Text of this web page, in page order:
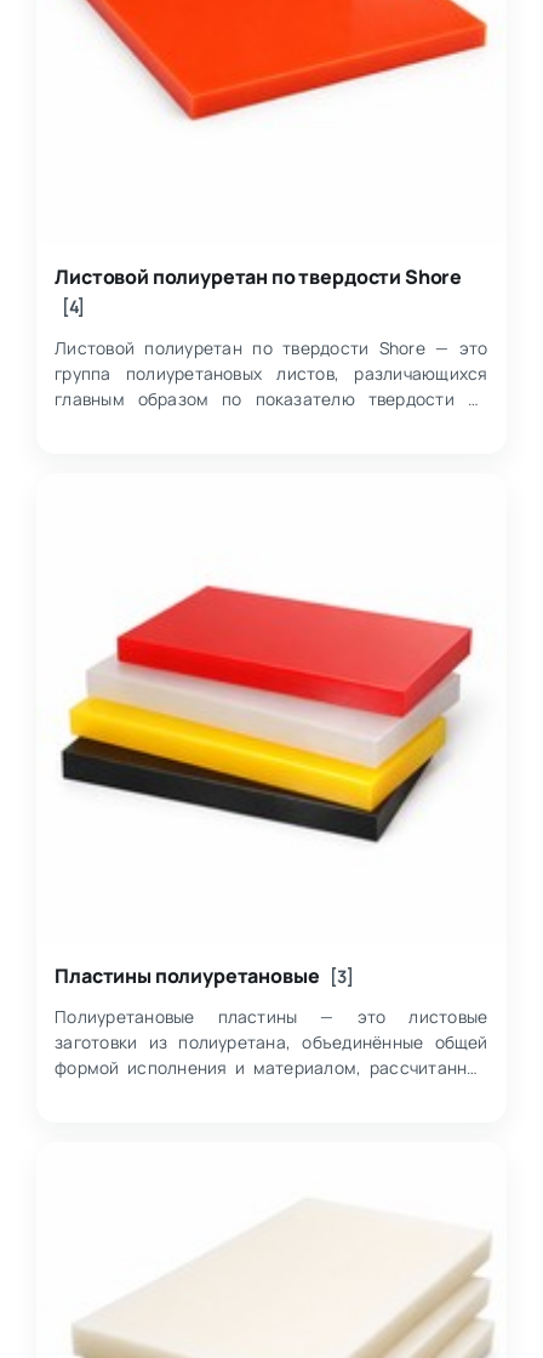
Листовой полиуретан по твердости Shore
[4]
Листовой полиуретан по твердости Shore — это
группа полиуретановых листов, различающихся
главным образом по показателю твердости по
Пластины полиуретановые
[3]
Полиуретановые пластины — это листовые
заготовки из полиуретана, объединённые общей
формой исполнения и материалом, рассчитанные